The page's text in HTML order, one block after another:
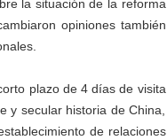
la situación de la reforma
opiniones también
plazo de 4 días de visita
y secular historia de China,
de relaciones